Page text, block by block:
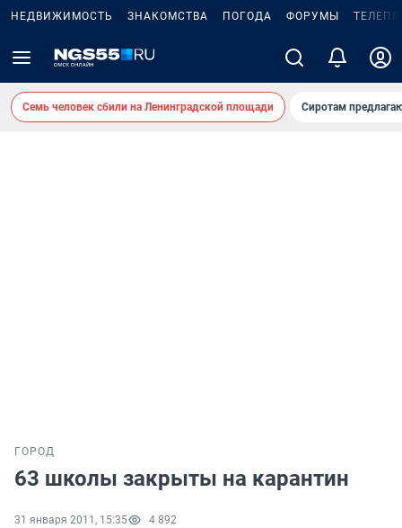
НЕДВИЖИМОСТЬ ЗНАКОМСТВА ПОГОДА ФОРУМЫ
Семь человек сбили на Ленинградской площади Сиротам
ГОРОД
63 школы закрыты на карантин
31 января 2011, 15:35 4 892